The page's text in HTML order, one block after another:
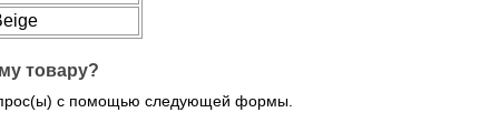
товару?
с помощью следующей формы.